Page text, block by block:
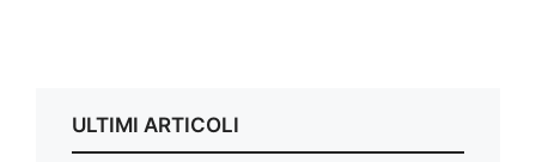
ULTIMI ARTICOLI